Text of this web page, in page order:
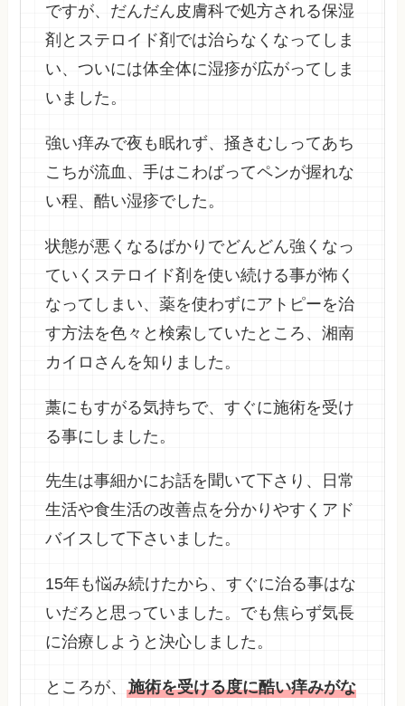
ですが、だんだん皮膚科で処方される保湿
剤とステロイド剤では治らなくなってしま
い、ついには体全体に湿疹が広がってしま
いました。
強い痒みで夜も眠れず、掻きむしってあち
こちが流血、手はこわばってペンが握れな
い程、酷い湿疹でした。
状態が悪くなるばかりでどんどん強くなっ
ていくステロイド剤を使い続ける事が怖く
なってしまい、薬を使わずにアトピーを治
す方法を色々と検索していたところ、湘南
カイロさんを知りました。
藁にもすがる気持ちで、すぐに施術を受け
る事にしました。
先生は事細かにお話を聞いて下さり、日常
生活や食生活の改善点を分かりやすくアド
バイスして下さいました。
15年も悩み続けたから、すぐに治る事はな
いだろと思っていました。でも焦らず気長
に治療しようと決心しました。
ところが、施術を受ける度に酷い痒みがな